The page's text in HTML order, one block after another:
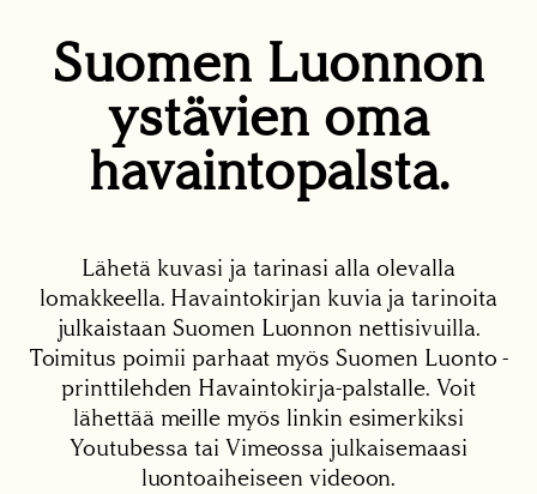
Suomen Luonnon
ystävien oma
havaintopalsta.
Lähetä kuvasi ja tarinasi alla olevalla
lomakkeella. Havaintokirjan kuvia ja tarinoita
julkaistaan Suomen Luonnon nettisivuilla.
Toimitus poimii parhaat myös Suomen Luonto -
printtilehden Havaintokirja-palstalle. Voit
lähettää meille myös linkin esimerkiksi
Youtubessa tai Vimeossa julkaisemaasi
luontoaiheiseen videoon.